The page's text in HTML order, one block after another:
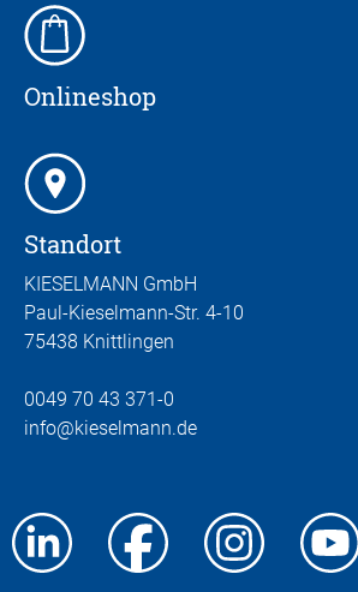
Onlineshop
Standort
KIESELMANN GmbH
Paul-Kieselmann-Str. 4-10
75438 Knittlingen
0049 70 43 371-0
info@kieselmann.de